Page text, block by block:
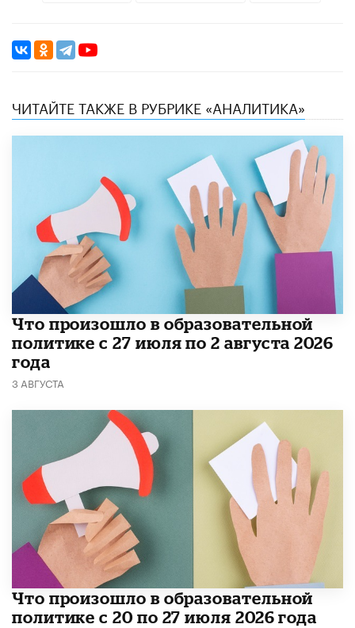
ЧИТАЙТЕ ТАКЖЕ В РУБРИКЕ «АНАЛИТИКА»
​Что произошло в образовательной
политике с 27 июля по 2 августа 2026
года
3 АВГУСТА
​Что произошло в образовательной
политике с 20 по 27 июля 2026 года